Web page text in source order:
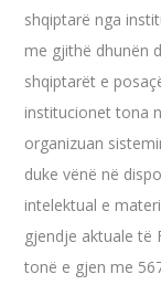
shqiptarë nga
me gjithë dhunën
shqiptarët e
institucionet tona
organizuan
duke vënë në
intelektual e
gjendje aktuale të
tonë e gjen me